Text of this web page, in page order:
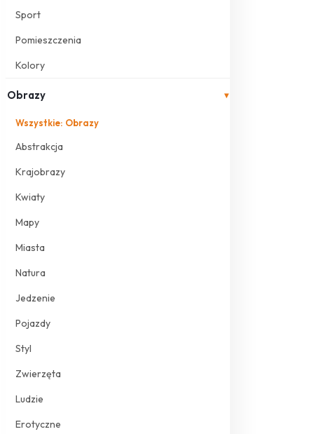
Sport
Pomieszczenia
Kolory
Obrazy ▾
Wszystkie: Obrazy
Abstrakcja
Krajobrazy
Kwiaty
Mapy
Miasta
Natura
Jedzenie
Pojazdy
Styl
Zwierzęta
Ludzie
Erotyczne